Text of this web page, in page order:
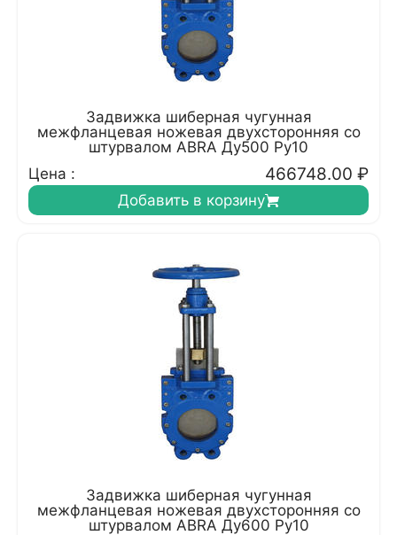
Задвижка шиберная чугунная
межфланцевая ножевая двухсторонняя со
штурвалом ABRA Ду500 Ру10
Цена :
466748.00 ₽
Добавить в корзину
Задвижка шиберная чугунная
межфланцевая ножевая двухсторонняя со
штурвалом ABRA Ду600 Ру10